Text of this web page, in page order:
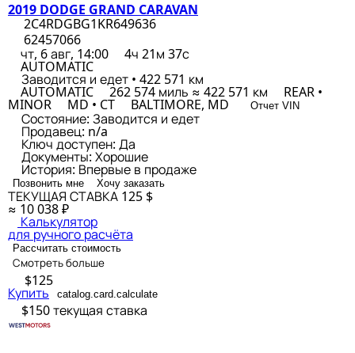
2019 DODGE GRAND CARAVAN
2C4RDGBG1KR649636
62457066
чт, 6 авг, 14:00
4ч 21м 37с
AUTOMATIC
Заводится и едет • 422 571 км
AUTOMATIC 262 574 миль ≈ 422 571 км REAR •
MINOR MD • CT BALTIMORE, MD Отчет VIN
Состояние: Заводится и едет
Продавец: n/a
Ключ доступен: Да
Документы: Хорошие
История: Впервые в продаже
Позвонить мне Хочу заказать
ТЕКУЩАЯ СТАВКА 125 $
≈ 10 038 ₽
Калькулятор
для ручного расчёта
Рассчитать стоимость
Смотреть больше
$125
Купить catalog.card.calculate
$150текущая ставка